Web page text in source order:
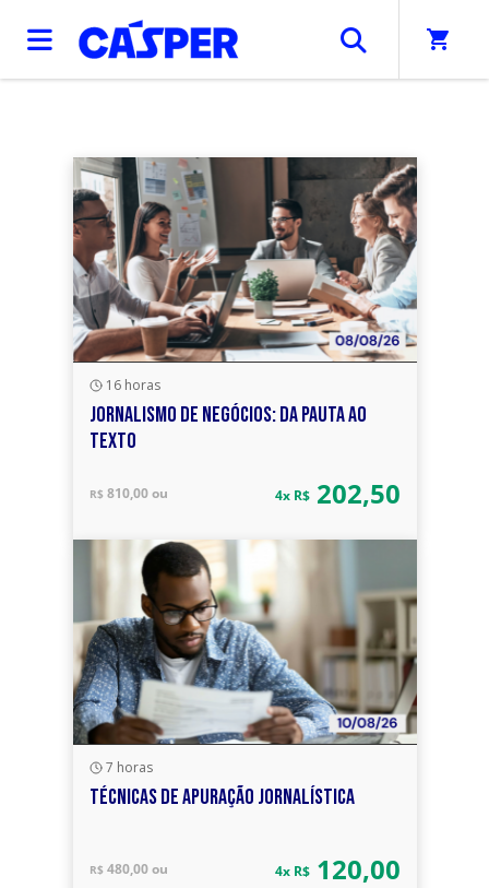
shopping_cart
Início/
16 horas
JORNALISMO DE NEGÓCIOS: DA PAUTA AO
TEXTO
R$ 810,00 ou 4x R$202,50
7 horas
TÉCNICAS DE APURAÇÃO JORNALÍSTICA
R$ 480,00 ou 4x R$120,00